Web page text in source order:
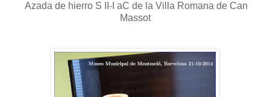
Azada de hierro S II-I aC de la Villa Romana de Can
Massot